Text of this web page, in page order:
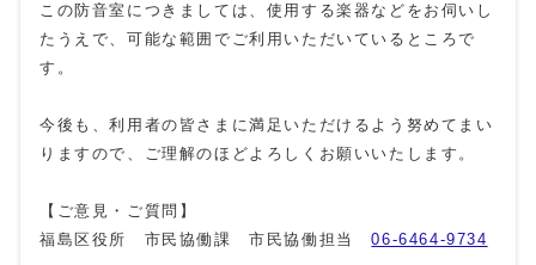
この防音室につきましては、使用する楽器などをお伺いし
たうえで、可能な範囲でご利用いただいているところで
す。
今後も、利用者の皆さまに満足いただけるよう努めてまい
りますので、ご理解のほどよろしくお願いいたします。
【ご意見・ご質問】
福島区役所 市民協働課 市民協働担当06-6464-9734